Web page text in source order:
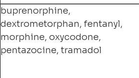
buprenorphine,
dextrometorphan, fentanyl,
morphine, oxycodone,
pentazocine, tramadol